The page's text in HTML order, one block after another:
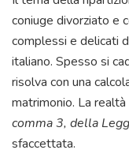
coniuge divorziato e
complessi e delicati
italiano. Spesso si
risolva con una
matrimonio. La realtà
comma 3, della
sfaccettata.